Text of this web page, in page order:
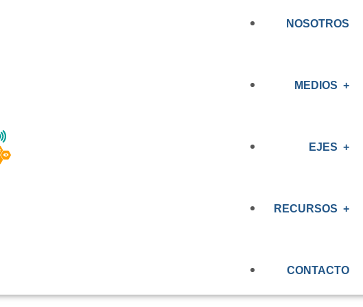
NOSOTROS
MEDIOS
PRENSA
EJES
OBSERVATORIO
RECURSOS
EVALUACIÓN RENAL
CONTACTO
A LAS PERSONAS
CONOCE LOS
BIOBÍO